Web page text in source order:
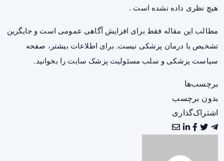
هیچ نظری داده نشده است .
مطالب این مقاله فقط برای افزایش آگاهی عمومی است و جایگزین
تشخیص یا درمان پزشکی نیست. برای اطلاعات بیشتر، صفحه
سیاست پزشکی و سلب مسئولیت پزشک سایت را بخوانید.
برچسب‌ها
بدون برچسب
اشتراک‌گذاری